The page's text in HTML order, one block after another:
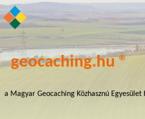
geocaching.hu ®
a Magyar Geocaching Közhasznú